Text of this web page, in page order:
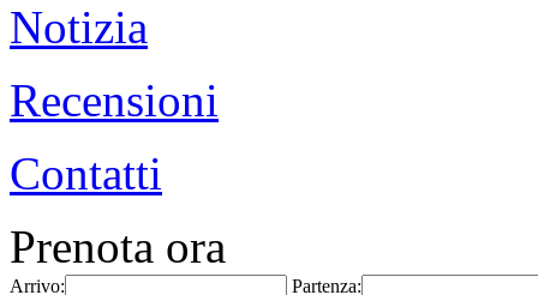
Notizia
Recensioni
Contatti
Prenota ora
Arrivo: Partenza: